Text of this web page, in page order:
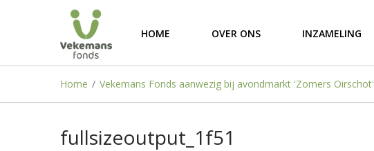
HOME OVER ONS INZAMELING
Home / Vekemans Fonds aanwezig bij avondmarkt 'Zomers Oirschot'
fullsizeoutput_1f51